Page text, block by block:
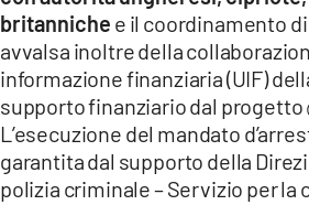
britanniche e il coordinamento
avvalsa inoltre della
informazione finanziaria (UIF)
supporto finanziario dal progetto
L’esecuzione del mandato
garantita dal supporto della
polizia criminale – Servizio per la